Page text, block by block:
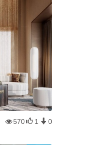
570 1 0